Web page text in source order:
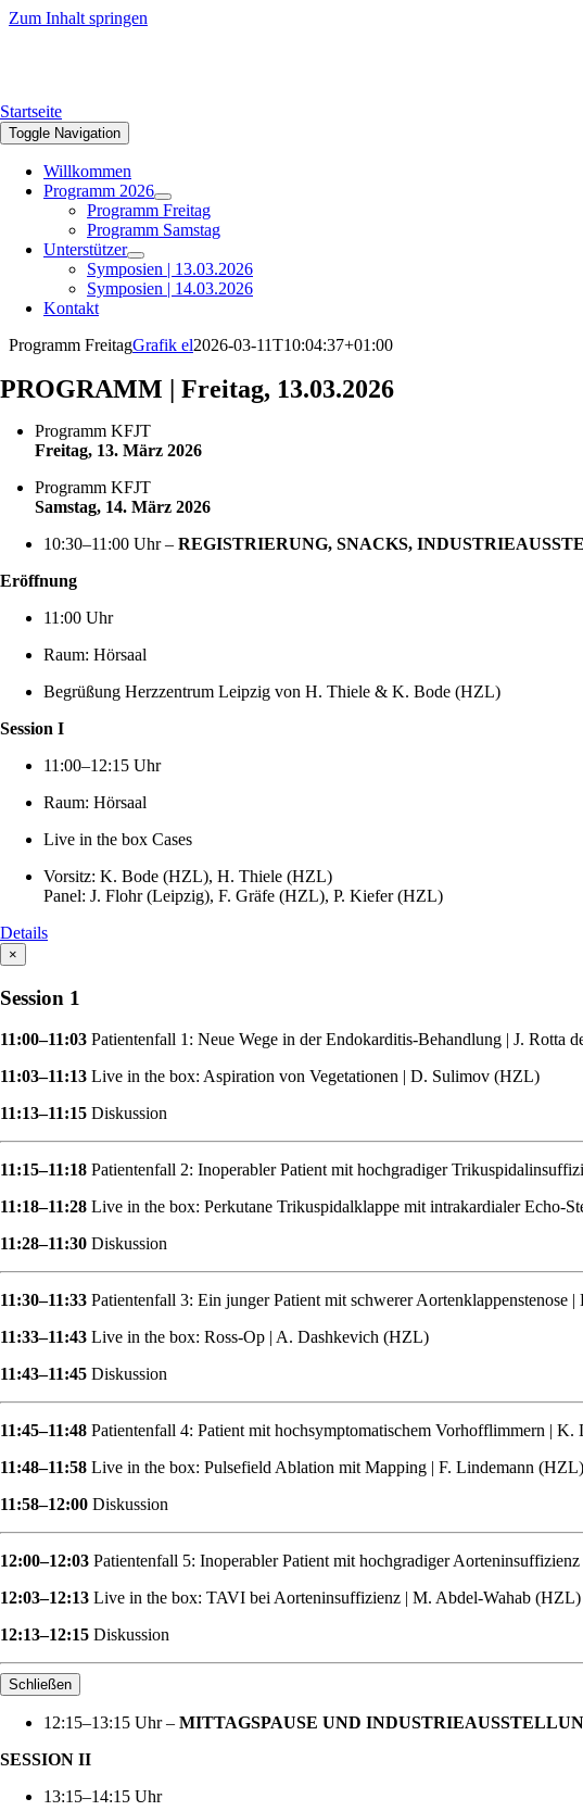
Zum Inhalt springen
Startseite
Toggle Navigation
Willkommen
Programm 2026
Programm Freitag
Programm Samstag
Unterstützer
Symposien | 13.03.2026
Symposien | 14.03.2026
Kontakt
Programm FreitagGrafik el2026-03-11T10:04:37+01:00
PROGRAMM | Freitag, 13.03.2026
Programm KFJT
Freitag, 13. März 2026
Programm KFJT
Samstag, 14. März 2026
10:30–11:00 Uhr – REGISTRIERUNG, SNACKS,
Eröffnung
11:00 Uhr
Raum: Hörsaal
Begrüßung Herzzentrum Leipzig von H. Thiele & K. Bode (HZL)
Session I
11:00–12:15 Uhr
Raum: Hörsaal
Live in the box Cases
Vorsitz: K. Bode (HZL), H. Thiele (HZL)
Panel: J. Flohr (Leipzig), F. Gräfe (HZL), P. Kiefer (HZL)
Details
×
Session 1
11:00–11:03 Patientenfall 1: Neue Wege in der Endokarditis-Behandlung | J. Rotta
11:03–11:13 Live in the box: Aspiration von Vegetationen | D. Sulimov (HZL)
11:13–11:15 Diskussion
11:15–11:18 Patientenfall 2: Inoperabler Patient mit hochgradiger
11:18–11:28 Live in the box: Perkutane Trikuspidalklappe mit intrakardialer Echo-
11:28–11:30 Diskussion
11:30–11:33 Patientenfall 3: Ein junger Patient mit schwerer Aortenklappenstenose
11:33–11:43 Live in the box: Ross-Op | A. Dashkevich (HZL)
11:43–11:45 Diskussion
11:45–11:48 Patientenfall 4: Patient mit hochsymptomatischem Vorhofflimmern |
11:48–11:58 Live in the box: Pulsefield Ablation mit Mapping | F. Lindemann (HZL)
11:58–12:00 Diskussion
12:00–12:03 Patientenfall 5: Inoperabler Patient mit hochgradiger
12:03–12:13 Live in the box: TAVI bei Aorteninsuffizienz | M. Abdel-Wahab (HZL)
12:13–12:15 Diskussion
Schließen
12:15–13:15 Uhr – MITTAGSPAUSE UND
SESSION II
13:15–14:15 Uhr